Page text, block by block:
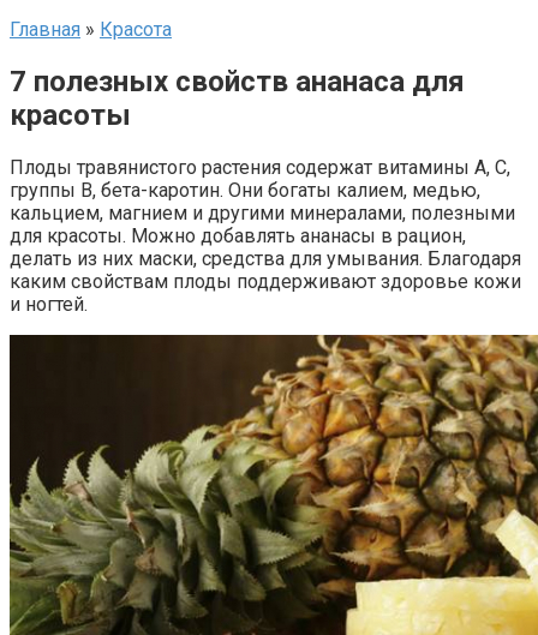
Главная » Красота
7 полезных свойств ананаса для
красоты
Плоды травянистого растения содержат витамины А, С,
группы В, бета-каротин. Они богаты калием, медью,
кальцием, магнием и другими минералами, полезными
для красоты. Можно добавлять ананасы в рацион,
делать из них маски, средства для умывания. Благодаря
каким свойствам плоды поддерживают здоровье кожи
и ногтей.